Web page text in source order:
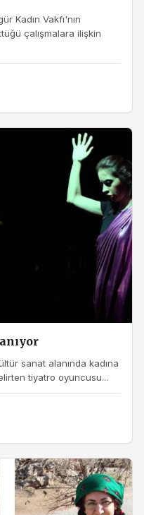
Kadın Vakfı'nın
çalışmalara ilişkin
sanat alanında kadına
tiyatro oyuncusu...